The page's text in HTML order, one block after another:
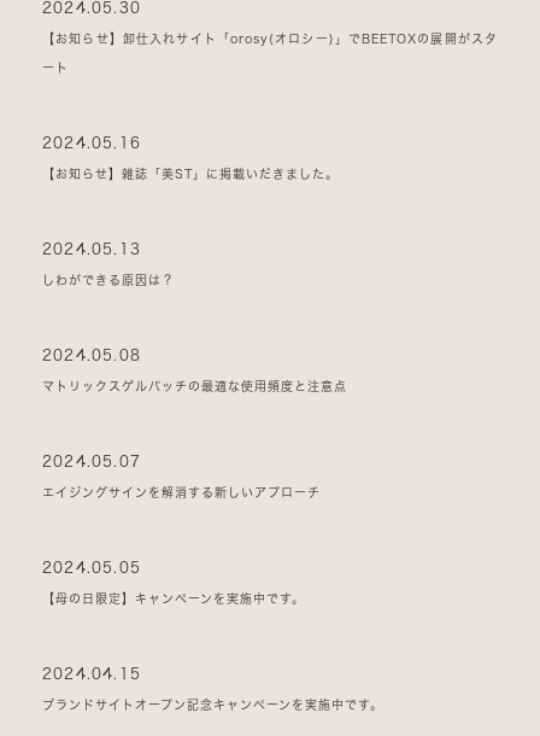
2024.05.30
【お知らせ】卸仕入れサイト「orosy(オロシー)」でBEETOXの展開がスタ
ート
2024.05.16
【お知らせ】雑誌「美ST」に掲載いだきました。
2024.05.13
しわができる原因は？
2024.05.08
マトリックスゲルパッチの最適な使用頻度と注意点
2024.05.07
エイジングサインを解消する新しいアプローチ
2024.05.05
【母の日限定】キャンペーンを実施中です。
2024.04.15
ブランドサイトオープン記念キャンペーンを実施中です。